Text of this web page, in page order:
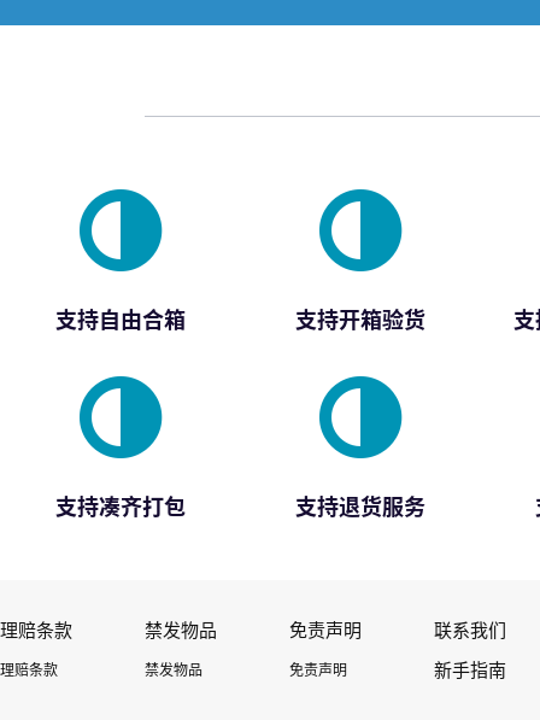
支持自由合箱 支持开箱验货
支持凑齐打包 支持退货服务
理赔条款
理赔条款
禁发物品
禁发物品
免责声明
免责声明
联系我们
新手指南